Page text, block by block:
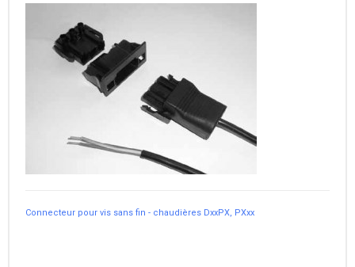
Connecteur pour vis sans fin - chaudières DxxPX, PXxx